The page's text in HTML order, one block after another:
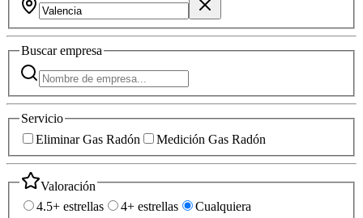
Buscarempresa
Servicio
Eliminar Gas Radón
Medición Gas Radón
Valoración
4.5+ estrellas
4+ estrellas Cualquiera